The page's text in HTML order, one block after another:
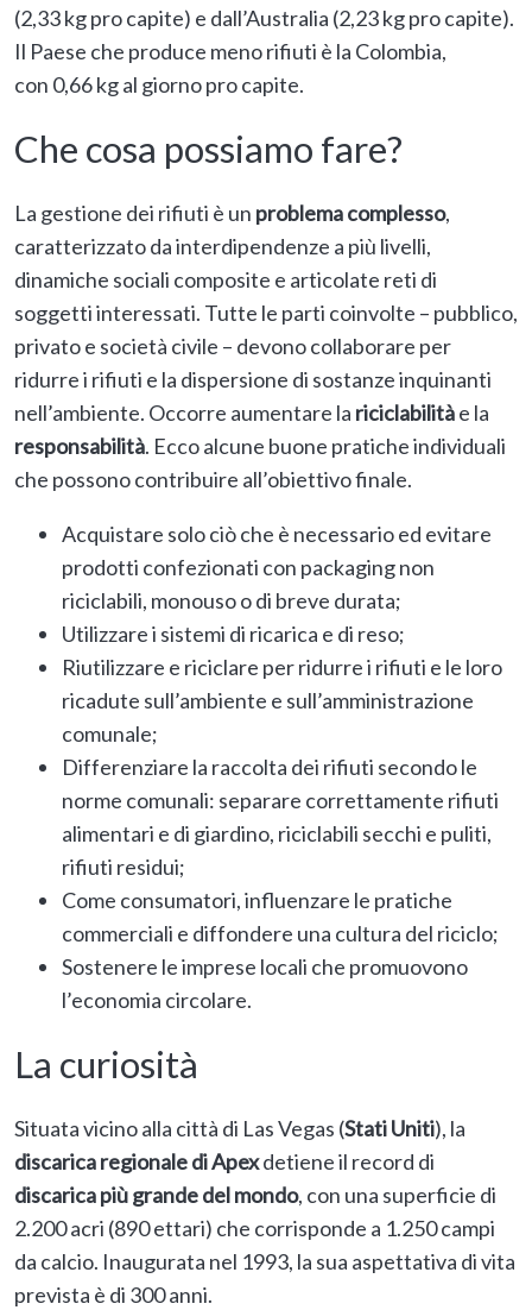
(2,33 kg pro capite) e dall’Australia (2,23 kg pro capite).
Il Paese che produce meno rifiuti è la Colombia,
con 0,66 kg al giorno pro capite.
Che cosa possiamo fare?
La gestione dei rifiuti è un problema complesso,
caratterizzato da interdipendenze a più livelli,
dinamiche sociali composite e articolate reti di
soggetti interessati. Tutte le parti coinvolte – pubblico,
privato e società civile – devono collaborare per
ridurre i rifiuti e la dispersione di sostanze inquinanti
nell’ambiente. Occorre aumentare la riciclabilitàe la
responsabilità. Ecco alcune buone pratiche individuali
che possono contribuire all’obiettivo finale.
Acquistare solo ciò che è necessario ed evitare
prodotti confezionati con packaging non
riciclabili, monouso o di breve durata;
Utilizzare i sistemi di ricarica e di reso;
Riutilizzare e riciclare per ridurre i rifiuti e le loro
ricadute sull’ambiente e sull’amministrazione
comunale;
Differenziare la raccolta dei rifiuti secondo le
norme comunali: separare correttamente rifiuti
alimentari e di giardino, riciclabili secchi e puliti,
rifiuti residui;
Come consumatori, influenzare le pratiche
commerciali e diffondere una cultura del riciclo;
Sostenere le imprese locali che promuovono
l’economia circolare.
La curiosità
Situata vicino alla città di Las Vegas (Stati Uniti), la
discarica regionale di Apexdetiene il record di
discarica più grande del mondo, con una superficie di
2.200 acri (890 ettari) che corrisponde a 1.250 campi
da calcio. Inaugurata nel 1993, la sua aspettativa di vita
prevista è di 300 anni.